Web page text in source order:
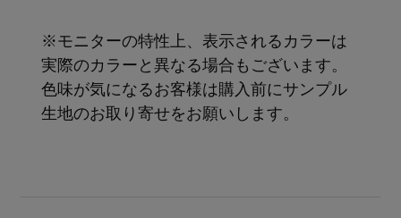
※モニターの特性上、表示されるカラーは
実際のカラーと異なる場合もございます。
色味が気になるお客様は購入前にサンプル
生地のお取り寄せをお願いします。